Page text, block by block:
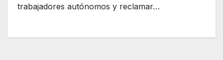
trabajadores autónomos y reclamar…